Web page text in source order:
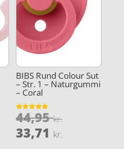
BIBS Rund Colour Sut
– Str. 1 – Naturgummi
– Coral
Vurderet
4.9
44,95kr.Den
33,71 kr.